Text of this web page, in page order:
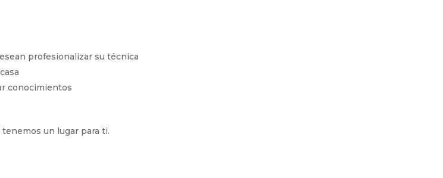
profesionalizar su técnica
conocimientos
un lugar para ti.